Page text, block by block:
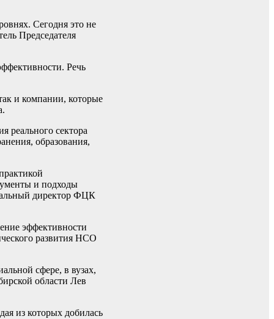
Сегодня это не
Председателя
Речь
и компании, которые
реального сектора
образования,
и подходы
директор ФЦК
эффективности
развития НСО
сфере, в вузах,
области Лев
из которых добилась